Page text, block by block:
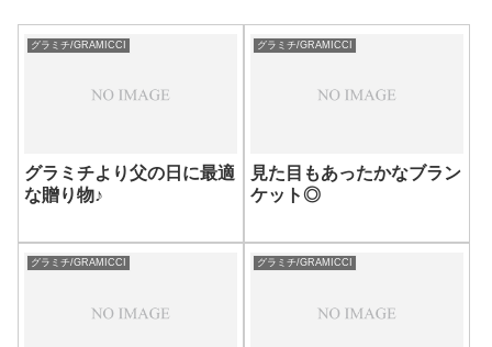
グラミチ/GRAMICCI
グラミチより父の日に最適
な贈り物♪
グラミチ/GRAMICCI
見た目もあったかなブラン
ケット◎
グラミチ/GRAMICCI グラミチ/GRAMICCI